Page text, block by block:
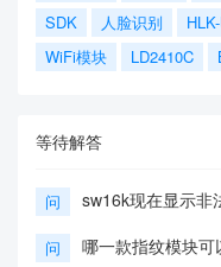
SDK
人脸识别
WiFi模块
LD2410C
等待解答
问 sw16k现在显示非
问 哪一款指纹模块可